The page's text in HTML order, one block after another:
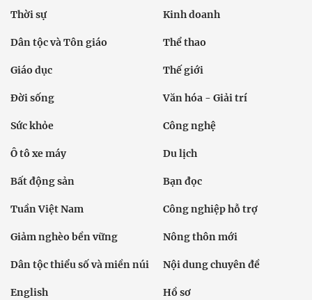
Thời sự Kinh doanh
Dân tộc và Tôn giáo Thể thao
Giáo dục Thế giới
Đời sống Văn hóa - Giải trí
Sức khỏe Công nghệ
Ô tô xe máy Du lịch
Bất động sản Bạn đọc
Tuần Việt Nam Công nghiệp hỗ trợ
Giảm nghèo bền vững Nông thôn mới
Dân tộc thiểu số và miền núi Nội dung chuyên đề
English Hồ sơ